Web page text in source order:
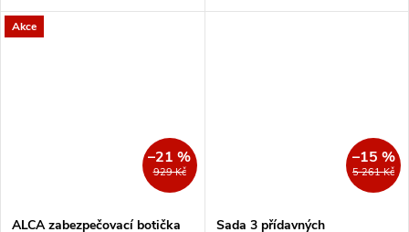
od 09/2009. Vyroben z
Akce
929 Kč
–21 %
ALCA zabezpečovací botička
5 261 Kč
–15 %
Sada 3 přídavných